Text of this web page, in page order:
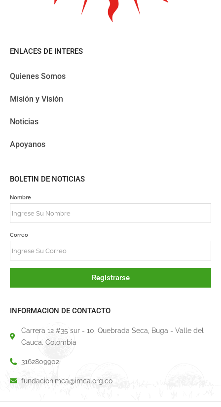
ENLACES DE INTERES
Quienes Somos
Misión y Visión
Noticias
Apoyanos
BOLETIN DE NOTICIAS
Nombre
Correo
Registrarse
INFORMACION DE CONTACTO
Carrera 12 #35 sur - 10, Quebrada Seca, Buga - Valle del
Cauca. Colombia
3162809902
fundacionimca@imca.org.co